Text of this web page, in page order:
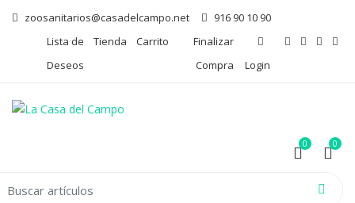
zoosanitarios@casadelcampo.net
916 90 10 90
Lista de
Deseos
Tienda Carrito
Finalizar
Compra
Login
0 0